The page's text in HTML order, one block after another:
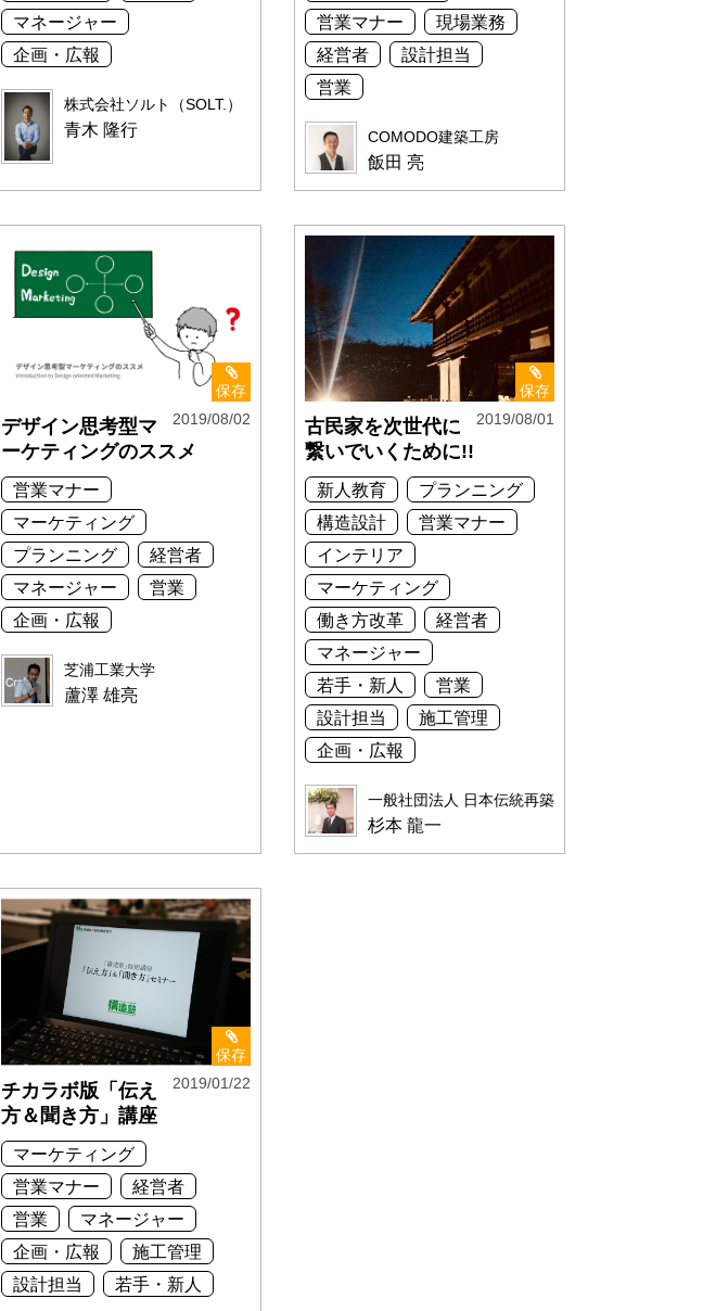
マネージャー
企画・広報
株式会社ソルト（SOLT.）
青木 隆行
営業マナー
現場業務
経営者
設計担当
営業
COMODO建築工房
飯田 亮
保存
2019/08/02
デザイン思考型マ
ーケティングのススメ
営業マナー
マーケティング
プランニング
経営者
マネージャー
営業
企画・広報
芝浦工業大学
蘆澤 雄亮
保存
2019/08/01
古民家を次世代に
繋いでいくために!!
新人教育
プランニング
構造設計
営業マナー
インテリア
マーケティング
働き方改革
経営者
マネージャー
若手・新人
営業
設計担当
施工管理
企画・広報
一般社団法人 日本伝統再築士会
杉本 龍一
保存
2019/01/22
チカラボ版「伝え
方＆聞き方」講座
マーケティング
営業マナー
経営者
営業
マネージャー
企画・広報
施工管理
設計担当
若手・新人